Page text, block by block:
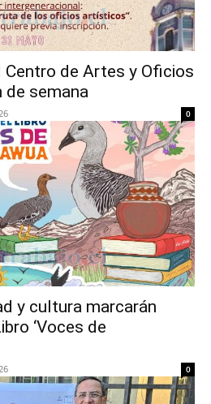
de Artes y Oficios
semana
0
y cultura marcarán
‘Voces de
0